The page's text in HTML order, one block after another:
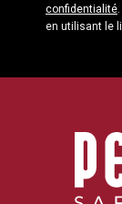
confidentialité
en utilisant le